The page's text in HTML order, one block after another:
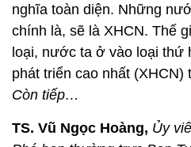
nghĩa toàn diện. Những
chính là, sẽ là XHCN. Thế
loại, nước ta ở vào loại thứ
phát triển cao nhất (XHCN)
Còn tiếp…
TS. Vũ Ngọc Hoàng, Ủy